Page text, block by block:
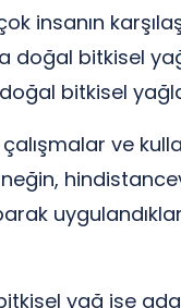
insanın
doğal bitkisel
bitkisel
ve
yağ ise